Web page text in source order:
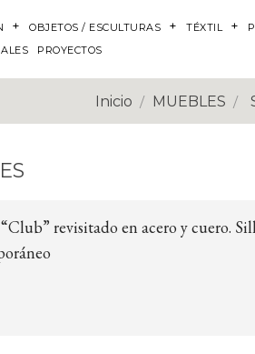
OBJETOS / ESCULTURAS TÉXTIL
PROYECTOS
Inicio MUEBLES
revisitado en acero y cuero.